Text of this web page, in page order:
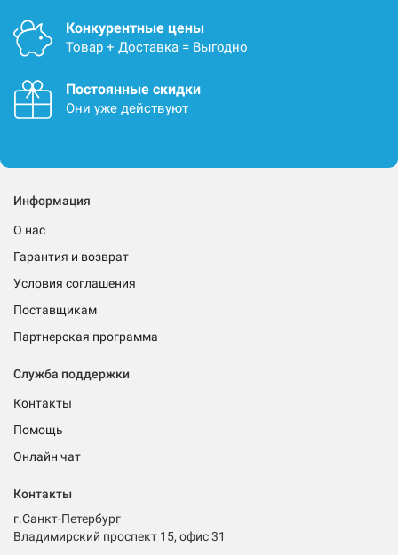
Конкурентные цены
Товар + Доставка = Выгодно
Постоянные скидки
Они уже действуют
Информация
О нас
Гарантия и возврат
Условия соглашения
Поставщикам
Партнерская программа
Служба поддержки
Контакты
Помощь
Онлайн чат
Контакты
г.Санкт-Петербург
Владимирский проспект 15, офис 31